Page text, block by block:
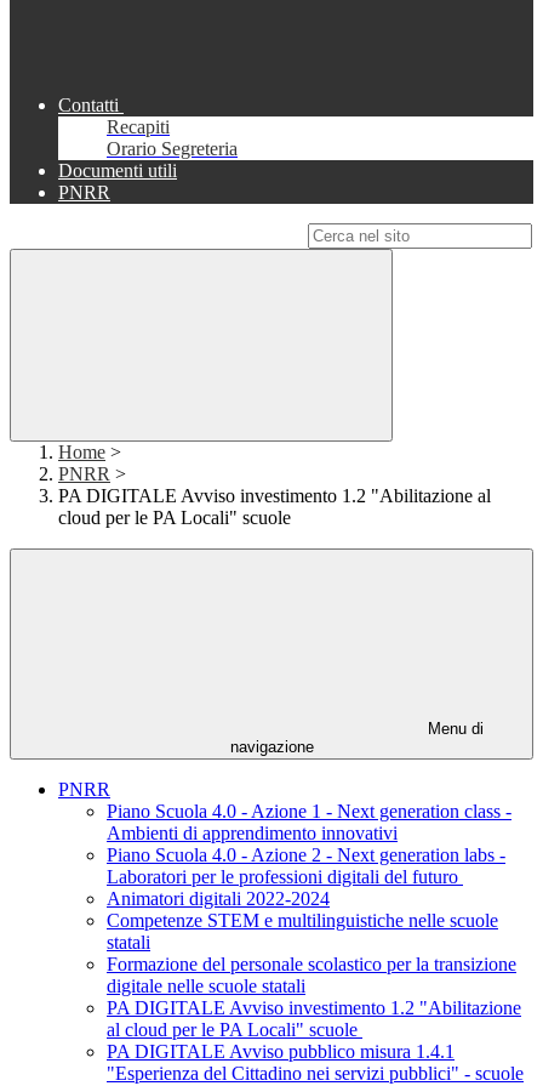
Contatti
Recapiti
Orario Segreteria
Documenti utili
PNRR
Home >
PNRR >
PA DIGITALE Avviso investimento 1.2 "Abilitazione al
cloud per le PA Locali" scuole
Menu di
navigazione
PNRR
Piano Scuola 4.0 - Azione 1 - Next generation class -
Ambienti di apprendimento innovativi
Piano Scuola 4.0 - Azione 2 - Next generation labs -
Laboratori per le professioni digitali del futuro
Animatori digitali 2022-2024
Competenze STEM e multilinguistiche nelle scuole
statali
Formazione del personale scolastico per la transizione
digitale nelle scuole statali
PA DIGITALE Avviso investimento 1.2 "Abilitazione
al cloud per le PA Locali" scuole
PA DIGITALE Avviso pubblico misura 1.4.1
"Esperienza del Cittadino nei servizi pubblici" - scuole